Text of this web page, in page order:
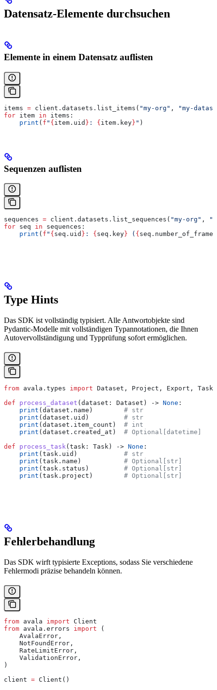
Datensatz-Elemente durchsuchen
Elemente in einem Datensatz auflisten
items = client.datasets.list_items( "my-org" ,
"my-
for item in items:
    print
( f " { item.uid } : { item.key } " )
Sequenzen auflisten
sequences = client.datasets.list_sequences( "my-org" ,
for seq in sequences:
    print
( f " { seq.uid } : { seq.key } ( { seq.number_of_frames
Type Hints
Das SDK ist vollständig typisiert. Alle Antwortobjekte sind
Pydantic-Modelle mit vollständigen Typannotationen, die Ihnen
Autovervollständigung und Typprüfung sofort ermöglichen.
from avala.types import Dataset, Project, Export, Task
def process_dataset ( dataset : Dataset) -> None :
    print
(dataset.name) # str
    print
(dataset.uid) # str
    print
(dataset.item_count) # int
    print
(dataset.created_at) # Optional[datetime]
def process_task( task : Task) -> None :
    print
(task.uid) # str
    print
(task.name) # Optional[str]
    print
(task.status) # Optional[str]
    print
(task.project) # Optional[str]
Fehlerbehandlung
Das SDK wirft typisierte Exceptions, sodass Sie verschiedene
Fehlermodi präzise behandeln können.
from avala import Client
from avala.errors import (
    AvalaError,
    NotFoundError,
    RateLimitError,
    ValidationError,
)
client = Client()